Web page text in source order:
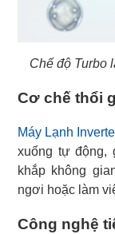
Chế độ Turbo
Cơ chế thổi
Máy Lạnh
xuống tự động,
khắp không
ngơi hoặc làm
Công nghệ